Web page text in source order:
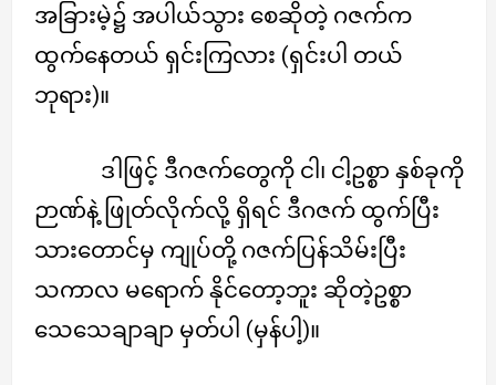
အခြားမဲ့၌ အပါယ်သွား စေဆိုတဲ့ ဂဇက်က
ထွက်နေတယ် ရှင်းကြလား (ရှင်းပါ တယ်
ဘုရား)။
ဒါဖြင့် ဒီဂဇက်တွေကို ငါ၊ ငါ့ဥစ္စာ နှစ်ခုကို
ဉာဏ်နဲ့ ဖြုတ်လိုက်လို့ ရှိရင် ဒီဂဇက် ထွက်ပြီး
သားတောင်မှ ကျုပ်တို့ ဂဇက်ပြန်သိမ်းပြီး
သကာလ မရောက် နိုင်တော့ဘူး ဆိုတဲ့ဥစ္စာ
သေသေချာချာ မှတ်ပါ (မှန်ပါ့)။